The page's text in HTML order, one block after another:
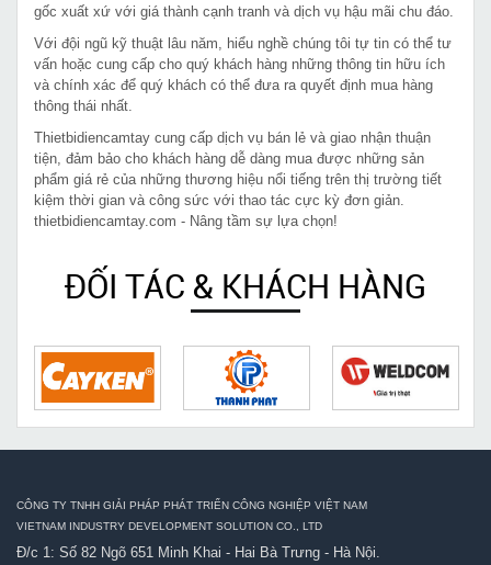
gốc xuất xứ với giá thành cạnh tranh và dịch vụ hậu mãi chu đáo.
Với đội ngũ kỹ thuật lâu năm, hiểu nghề chúng tôi tự tin có thể tư
vấn hoặc cung cấp cho quý khách hàng những thông tin hữu ích
và chính xác để quý khách có thể đưa ra quyết định mua hàng
thông thái nhất.
Thietbidiencamtay cung cấp dịch vụ bán lẻ và giao nhận thuận
tiện, đảm bảo cho khách hàng dễ dàng mua được những sản
phẩm giá rẻ của những thương hiệu nổi tiếng trên thị trường tiết
kiệm thời gian và công sức với thao tác cực kỳ đơn giản.
thietbidiencamtay.com - Nâng tầm sự lựa chọn!
ĐỐI TÁC & KHÁCH HÀNG
CÔNG TY TNHH GIẢI PHÁP PHÁT TRIỂN CÔNG NGHIỆP VIỆT NAM
VIETNAM INDUSTRY DEVELOPMENT SOLUTION CO., LTD
Đ/c 1: Số 82 Ngõ 651 Minh Khai - Hai Bà Trưng - Hà Nội.